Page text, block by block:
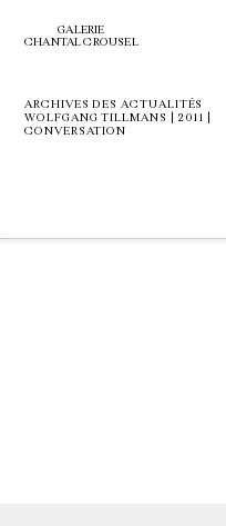
GALERIE
CHANTAL CROUSEL
ARCHIVES DES ACTUALITÉS
WOLFGANG TILLMANS | 2011 |
CONVERSATION